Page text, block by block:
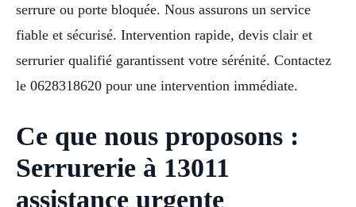
serrure ou porte bloquée. Nous assurons un service
fiable et sécurisé. Intervention rapide, devis clair et
serrurier qualifié garantissent votre sérénité. Contactez
le 0628318620 pour une intervention immédiate.
Ce que nous proposons :
Serrurerie à 13011
assistance urgente